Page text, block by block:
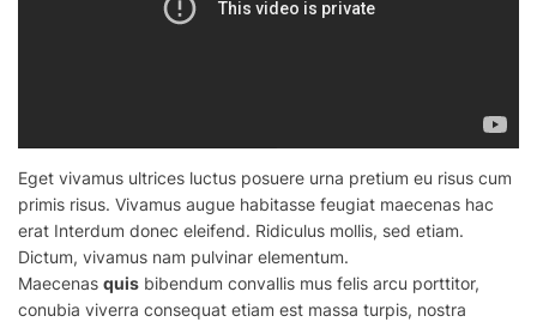
Eget vivamus ultrices luctus posuere urna pretium eu risus cum
primis risus. Vivamus augue habitasse feugiat maecenas hac
erat Interdum donec eleifend. Ridiculus mollis, sed etiam.
Dictum, vivamus nam pulvinar elementum.
Maecenas quis bibendum convallis mus felis arcu porttitor,
conubia viverra consequat etiam est massa turpis, nostra